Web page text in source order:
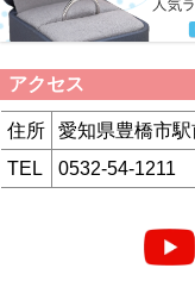
アクセス
住所
愛知県豊橋市
TEL
0532-54-1211